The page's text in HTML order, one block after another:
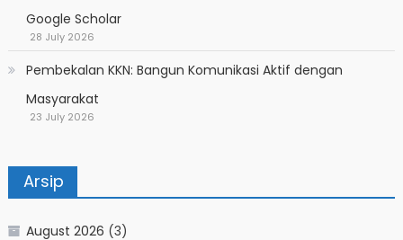
Google Scholar
28 July 2026
Pembekalan KKN: Bangun Komunikasi Aktif dengan
Masyarakat
23 July 2026
Arsip
August 2026 (3)